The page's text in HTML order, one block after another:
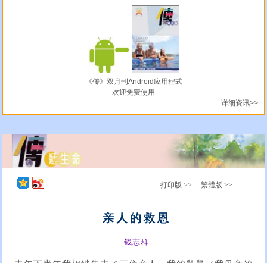
《传》双月刊Android应用程式
欢迎免费使用
详细资讯>>
打印版 >> 繁體版 >>
亲人的救恩
钱志群